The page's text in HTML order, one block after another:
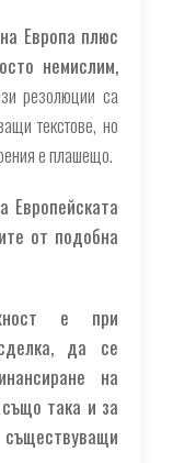
Европа плюс
немислим,
резолюции са
текстове, но
е плашещо.
Европейската
от подобна
е при
да се
на
така и за